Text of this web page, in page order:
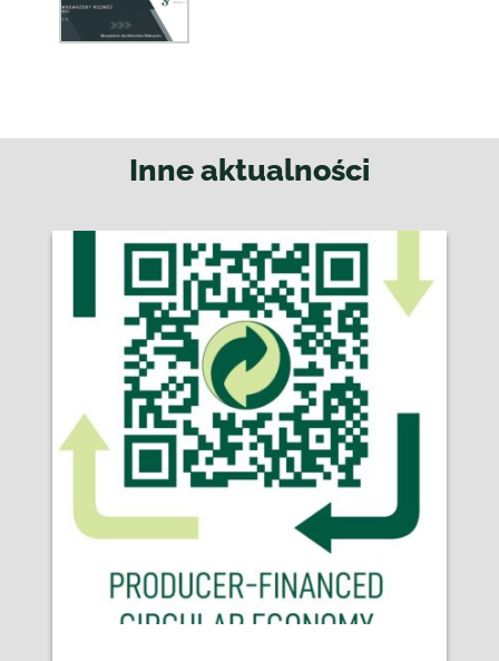
Inne aktualności